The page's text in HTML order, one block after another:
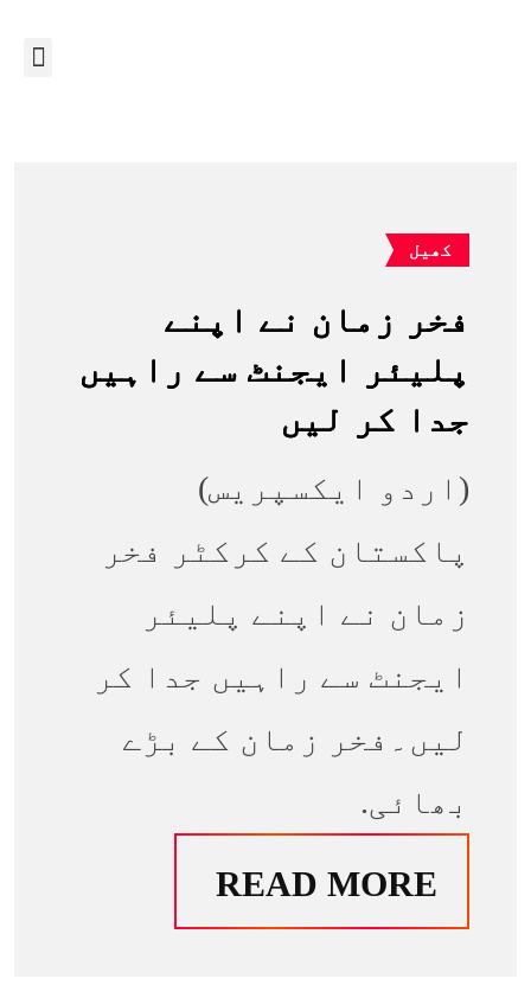
کھیل
فخر زمان نے اپنے
پلیئر ایجنٹ سے راہیں
جدا کر لیں
(اردو ایکسپریس)
پاکستان کے کرکٹر فخر
زمان نے اپنے پلیئر
ایجنٹ سے راہیں جدا کر
لیں۔فخر زمان کے بڑے
بھائی.
READ MORE